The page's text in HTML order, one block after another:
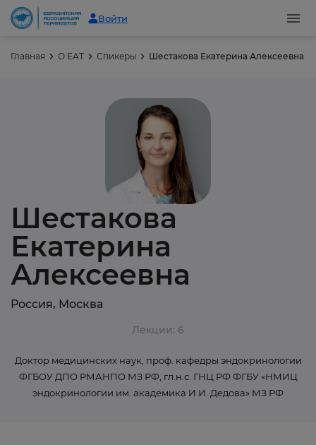
Войти
Главная О ЕАТ Спикеры Шестакова Екатерина Алексеевна
Шестакова
Екатерина
Алексеевна
Россия, Москва
Лекции: 6
Доктор медицинских наук, проф. кафедры эндокринологии
ФГБОУ ДПО РМАНПО МЗ РФ, гл.н.с. ГНЦ РФ ФГБУ «НМИЦ
эндокринологии им. академика И.И. Дедова» МЗ РФ